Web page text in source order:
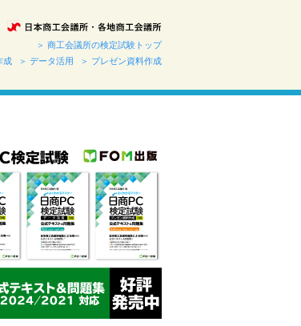
＞ 商工会議所の検定試験トップ
成 ＞ データ活用 ＞ プレゼン資料作成